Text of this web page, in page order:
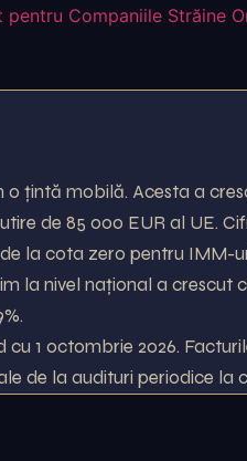
pentru Companiile Străine
țintă mobilă. Acesta a
de 85 000 EUR al UE.
la cota zero pentru IMM-
la nivel național a
1 octombrie 2026.
de la audituri periodice la